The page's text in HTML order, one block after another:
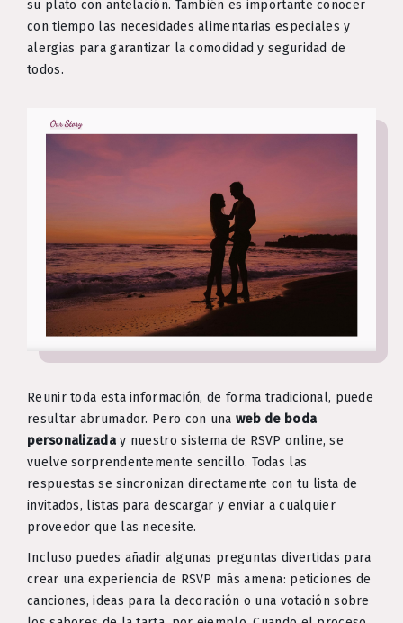
su plato con antelación. También es importante conocer
con tiempo las necesidades alimentarias especiales y
alergias para garantizar la comodidad y seguridad de
todos.
Reunir toda esta información, de forma tradicional, puede
resultar abrumador. Pero con una web de boda
personalizaday nuestro sistema de RSVP online, se
vuelve sorprendentemente sencillo. Todas las
respuestas se sincronizan directamente con tu lista de
invitados, listas para descargar y enviar a cualquier
proveedor que las necesite.
Incluso puedes añadir algunas preguntas divertidas para
crear una experiencia de RSVP más amena: peticiones de
canciones, ideas para la decoración o una votación sobre